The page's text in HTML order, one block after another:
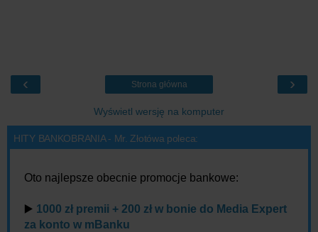
‹ ›
Strona główna
Wyświetl wersję na komputer
HITY BANKOBRANIA - Mr. Złotówa poleca:
Oto najlepsze obecnie promocje bankowe:
▶️ 1000 zł premii + 200 zł w bonie do Media Expert
za konto w mBanku